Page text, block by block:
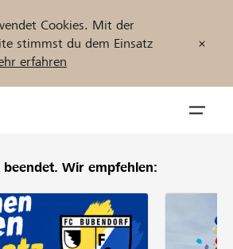
Cookies. Mit der
stimmst du dem Einsatz
erfahren
beendet. Wir empfehlen: